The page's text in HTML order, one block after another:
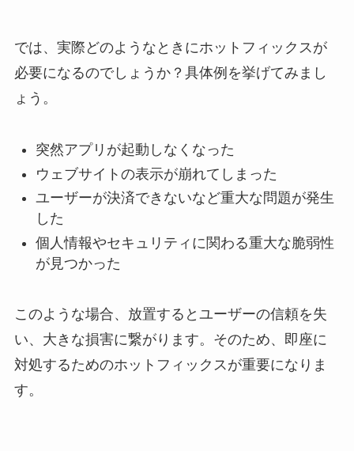
では、実際どのようなときにホットフィックスが
必要になるのでしょうか？具体例を挙げてみまし
ょう。
突然アプリが起動しなくなった
ウェブサイトの表示が崩れてしまった
ユーザーが決済できないなど重大な問題が発生
した
個人情報やセキュリティに関わる重大な脆弱性
が見つかった
このような場合、放置するとユーザーの信頼を失
い、大きな損害に繋がります。そのため、即座に
対処するためのホットフィックスが重要になりま
す。